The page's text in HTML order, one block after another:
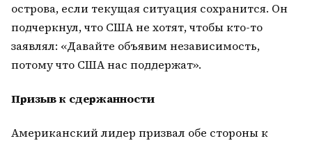
острова, если текущая ситуация сохранится. Он
подчеркнул, что США не хотят, чтобы кто-то
заявлял: «Давайте объявим независимость,
потому что США нас поддержат».
Призыв к сдержанности
Американский лидер призвал обе стороны к